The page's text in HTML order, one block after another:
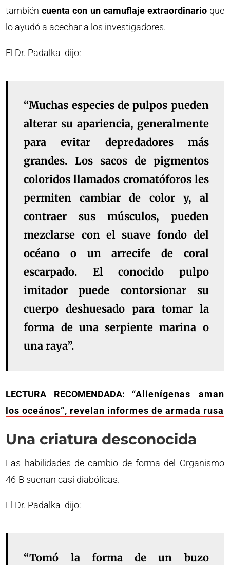
tambiéncuenta con un camuflaje extraordinarioque
lo ayudó a acechar a los investigadores.
El Dr. Padalka dijo:
“Muchas especies de pulpos pueden
alterar su apariencia, generalmente
para evitar depredadores más
grandes. Los sacos de pigmentos
coloridos llamados cromatóforos les
permiten cambiar de color y, al
contraer sus músculos, pueden
mezclarse con el suave fondo del
océano o un arrecife de coral
escarpado. El conocido pulpo
imitador puede contorsionar su
cuerpo deshuesado para tomar la
forma de una serpiente marina o
una raya”.
LECTURA RECOMENDADA: “Alienígenas aman
los oceános”, revelan informes de armada rusa
Una criatura desconocida
Las habilidades de cambio de forma del Organismo
46-B suenan casi diabólicas.
El Dr. Padalka dijo:
“Tomó la forma de un buzo